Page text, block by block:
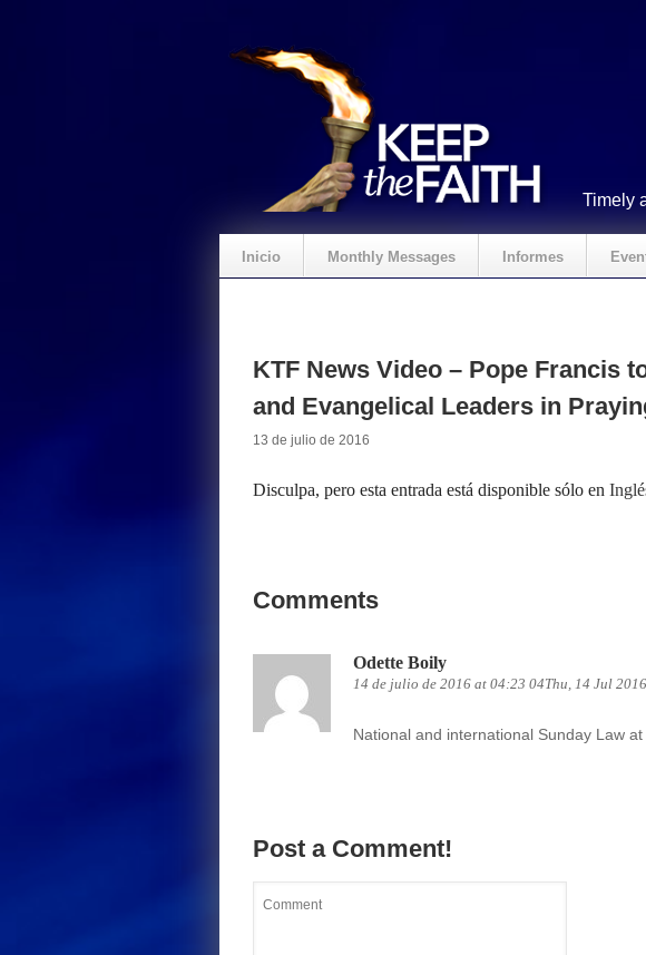
Timely
Inicio Monthly Messages Informes
KTF News Video – Pope Francis
and Evangelical Leaders in
13 de julio de 2016
Disculpa, pero esta entrada está disponible sólo en
Comments
Odette Boily
14 de julio de 2016 at 04:23 04Thu, 14 Jul
National and international Sunday Law
Post a Comment!